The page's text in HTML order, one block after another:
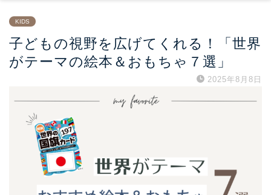
KIDS
子どもの視野を広げてくれる！「世界
がテーマの絵本＆おもちゃ７選」
2025年8月8日